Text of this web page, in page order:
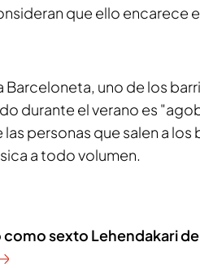
que ello encarece
uno de los
durante el verano es
las personas que salen a los
a todo volumen.
como sexto Lehendakari